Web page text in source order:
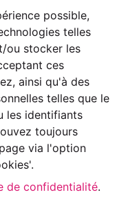
possible,
telles
ou stocker les
ces
ainsi qu'à des
telles que le
les identifiants
toujours
via l'option
de confidentialité.
À Louer